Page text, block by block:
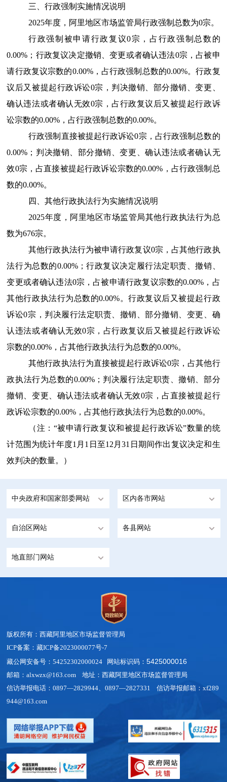
三、行政强制实施情况说明
2025年度，阿里地区市场监管局行政强制总数为0宗。
行政强制被申请行政复议0宗，占行政强制总数的
0.00%；行政复议决定撤销、变更或者确认违法0宗，占被申
请行政复议宗数的0.00%，占行政强制总数的0.00%。行政复
议后又被提起行政诉讼0宗，判决撤销、部分撤销、变更、
确认违法或者确认无效0宗，占行政复议后又被提起行政诉
讼宗数的0.00%，占行政强制总数的0.00%。
行政强制直接被提起行政诉讼0宗，占行政强制总数的
0.00%；判决撤销、部分撤销、变更、确认违法或者确认无
效0宗，占直接被提起行政诉讼宗数的0.00%，占行政强制总
数的0.00%。
四、其他行政执法行为实施情况说明
2025年度，阿里地区市场监管局其他行政执法行为总
数为676宗。
其他行政执法行为被申请行政复议0宗，占其他行政执
法行为总数的0.00%；行政复议决定履行法定职责、撤销、
变更或者确认违法0宗，占被申请行政复议宗数的0.00%，占
其他行政执法行为总数的0.00%。行政复议后又被提起行政
诉讼0宗，判决履行法定职责、撤销、部分撤销、变更、确
认违法或者确认无效0宗，占行政复议后又被提起行政诉讼
宗数的0.00%，占其他行政执法行为总数的0.00%。
其他行政执法行为直接被提起行政诉讼0宗，占其他行
政执法行为总数的0.00%；判决履行法定职责、撤销、部分
撤销、变更、确认违法或者确认无效0宗，占直接被提起行
政诉讼宗数的0.00%，占其他行政执法行为总数的0.00%。
（注：“被申请行政复议和被提起行政诉讼”数量的统
计范围为统计年度1月1日至12月31日期间作出复议决定和生
效判决的数量。）
中央政府和国家部委网站 区内各市网站
自治区网站 各县网站
地直部门网站
版权所有：西藏阿里地区市场监督管理局
ICP备案：藏ICP备2023000077号-7
藏公网安备号：54252302000024 网站标识码：5425000016
邮箱：alxwzx@163.com 地址：西藏阿里地区市场监督管理局
信访举报电话：0897—2829944、0897—2827331 信访举报邮箱：xf289
944@163.com